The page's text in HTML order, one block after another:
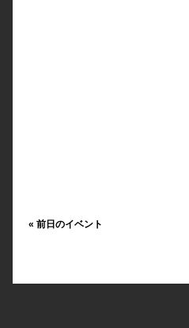
« 前日のイベント